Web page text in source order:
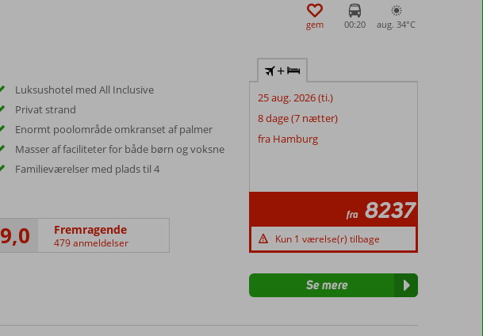
gem 00:20 aug. 34°C
Luksushotel med All Inclusive
Privat strand
Enormt poolområde omkranset af palmer
Masser af faciliteter for både børn og voksne
Familieværelser med plads til 4
9,0 Fremragende
479 anmeldelser
+
25 aug. 2026 (ti.)
8 dage (7 nætter)
fra Hamburg
fra 8237
Kun 1 værelse(r) tilbage
Se mere